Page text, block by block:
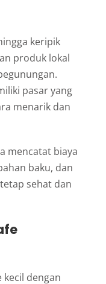
keripik
produk lokal
pasar yang
menarik dan
mencatat biaya
baku, dan
sehat dan
kecil dengan